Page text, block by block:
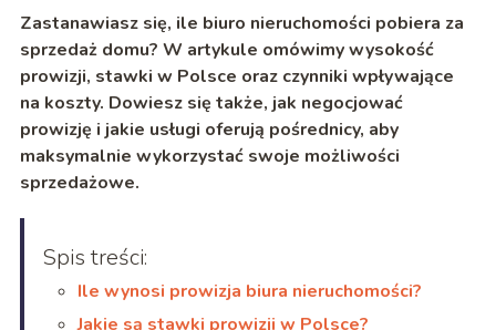
Zastanawiasz się, ile biuro nieruchomości pobiera za
sprzedaż domu? W artykule omówimy wysokość
prowizji, stawki w Polsce oraz czynniki wpływające
na koszty. Dowiesz się także, jak negocjować
prowizję i jakie usługi oferują pośrednicy, aby
maksymalnie wykorzystać swoje możliwości
sprzedażowe.
Spis treści:
Ile wynosi prowizja biura nieruchomości?
Jakie są stawki prowizji w Polsce?